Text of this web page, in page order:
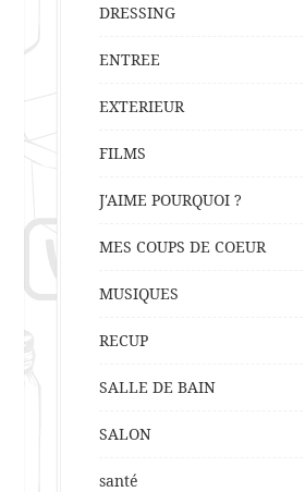
DRESSING
ENTREE
EXTERIEUR
FILMS
J'AIME POURQUOI ?
MES COUPS DE COEUR
MUSIQUES
RECUP
SALLE DE BAIN
SALON
santé